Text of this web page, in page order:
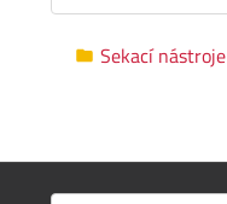
Sekací nástroje